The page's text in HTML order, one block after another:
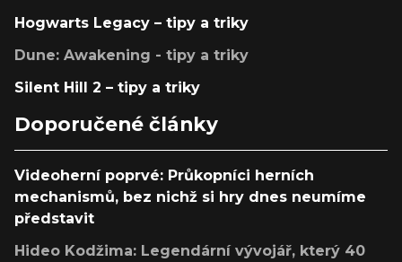
Hogwarts Legacy – tipy a triky
Dune: Awakening - tipy a triky
Silent Hill 2 – tipy a triky
Doporučené články
Videoherní poprvé: Průkopníci herních
mechanismů, bez nichž si hry dnes neumíme
představit
Hideo Kodžima: Legendární vývojář, který 40